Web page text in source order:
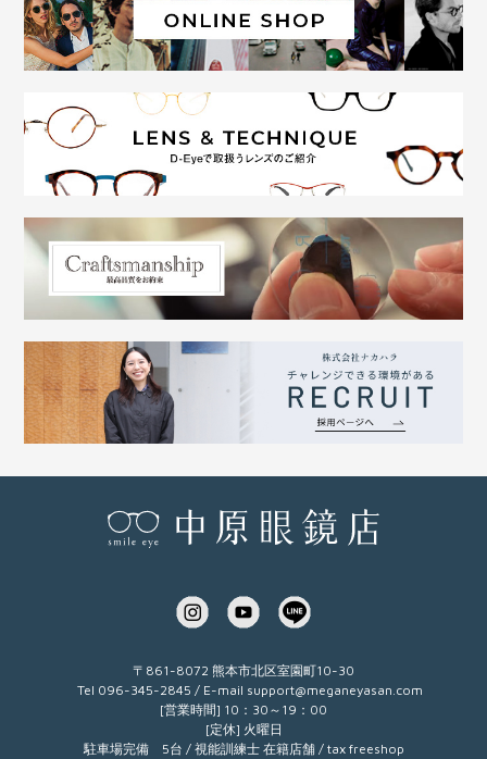
〒861-8072 熊本市北区室園町10-30
Tel 096-345-2845 / E-mail support@meganeyasan.com
[営業時間] 10：30～19：00
[定休] 火曜日
駐車場完備 5台 / 視能訓練士 在籍店舗 / tax freeshop